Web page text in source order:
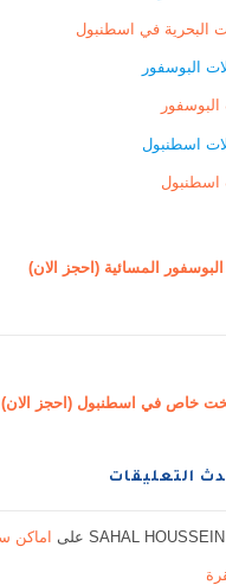
البحرية في اسطنبول
اسطنبول
المسائية (احجز الان)
خاص في اسطنبول (احجز الان)
التعليقات
SAHAL HOUSSEIN على اماكن